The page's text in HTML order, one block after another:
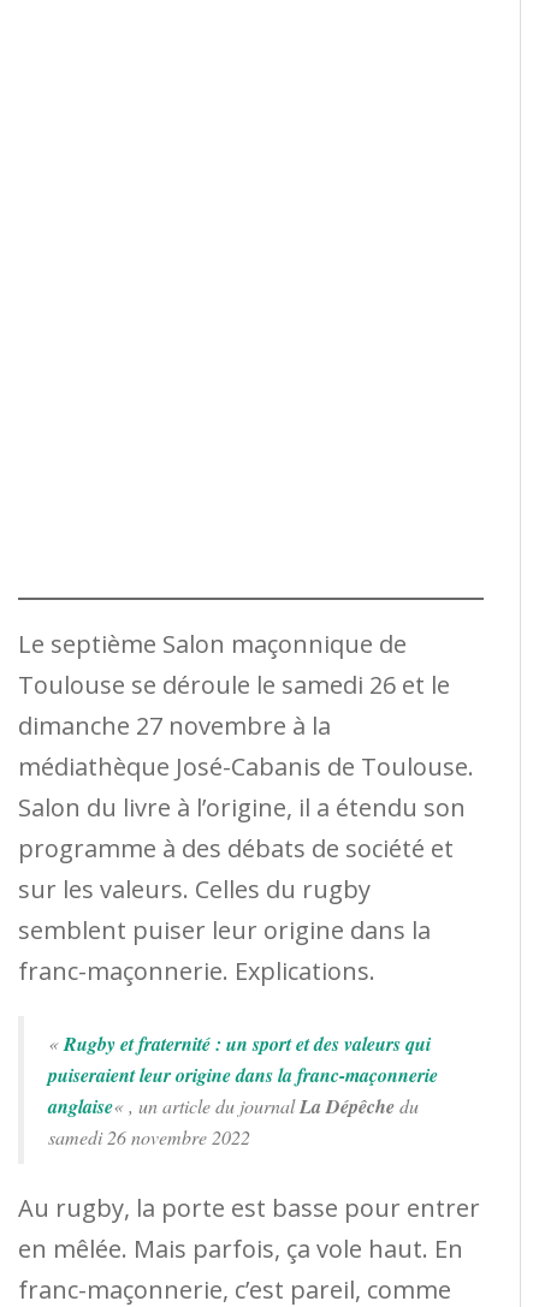
Le septième Salon maçonnique de
Toulouse se déroule le samedi 26 et le
dimanche 27 novembre à la
médiathèque José-Cabanis de Toulouse.
Salon du livre à l’origine, il a étendu son
programme à des débats de société et
sur les valeurs. Celles du rugby
semblent puiser leur origine dans la
franc-maçonnerie. Explications.
«Rugby et fraternité : un sport et des valeurs qui
puiseraient leur origine dans la franc-maçonnerie
anglaise« , un article du journalLa Dépêchedu
samedi 26 novembre 2022
Au rugby, la porte est basse pour entrer
en mêlée. Mais parfois, ça vole haut. En
franc-maçonnerie, c’est pareil, comme